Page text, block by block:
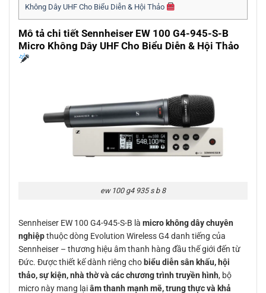
Không Dây UHF Cho Biểu Diễn & Hội Thảo
Mô tả chi tiết Sennheiser EW 100 G4-945-S-B
Micro Không Dây UHF Cho Biểu Diễn & Hội Thảo
ew 100 g4 935 s b 8
Sennheiser EW 100 G4-945-S-B là micro không dây chuyên
nghiệpthuộc dòng Evolution Wireless G4 danh tiếng của
Sennheiser – thương hiệu âm thanh hàng đầu thế giới đến từ
Đức. Được thiết kế dành riêng cho biểu diễn sân khấu, hội
thảo, sự kiện, nhà thờ và các chương trình truyền hình, bộ
micro này mang lạiâm thanh mạnh mẽ, trung thực và khả